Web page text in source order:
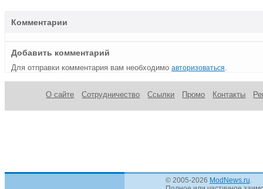
Комментарии
Добавить комментарий
Для отправки комментария вам необходимо авторизоваться
О сайте Сотрудничество Ссылки Промо Контакты
© 2005-2026 ModNews.ru